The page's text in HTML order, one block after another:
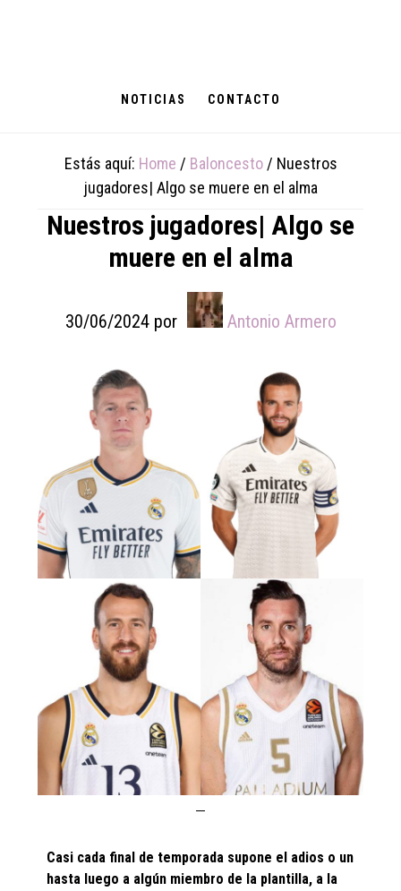
NOTICIAS CONTACTO
Estás aquí: Home / Baloncesto / Nuestros
jugadores| Algo se muere en el alma
Nuestros jugadores| Algo se
muere en el alma
30/06/2024por Antonio Armero
Casi cada final de temporada supone el adios o un
hasta luego a algún miembro de la plantilla, a la